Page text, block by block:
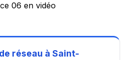
06 en vidéo
réseau à Saint-